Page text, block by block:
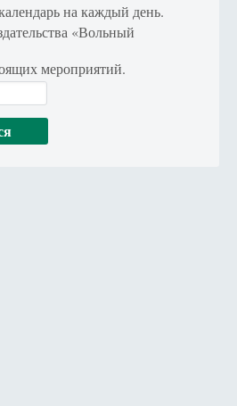
на каждый день.
«Вольный
мероприятий.